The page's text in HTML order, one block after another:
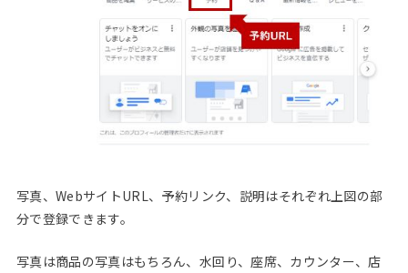
写真、WebサイトURL、予約リンク、説明はそれぞれ上図の部
分で登録できます。
写真は商品の写真はもちろん、水回り、座席、カウンター、店